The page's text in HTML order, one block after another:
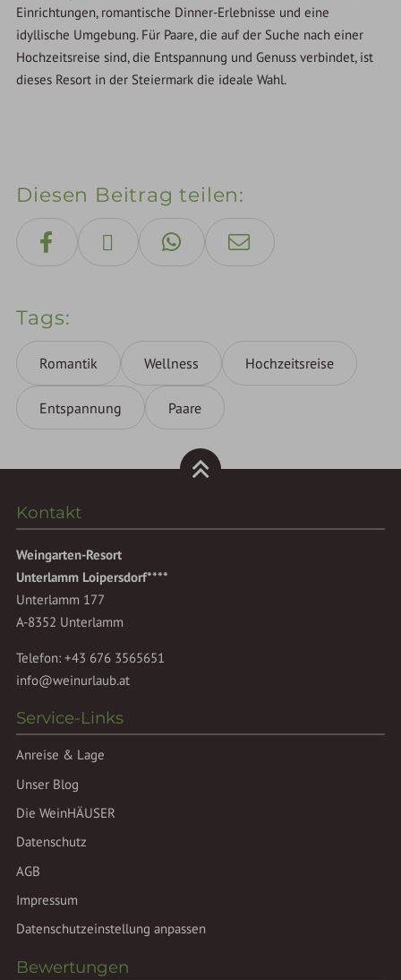
Einrichtungen, romantische Dinner-Erlebnisse und eine
idyllische Umgebung. Für Paare, die auf der Suche nach einer
Hochzeitsreise sind, die Entspannung und Genuss verbindet, ist
dieses Resort in der Steiermark die ideale Wahl.
Diesen Beitrag teilen
Tags
Romantik Wellness Hochzeitsreise
Entspannung Paare
Kontakt
Weingarten-Resort
Unterlamm Loipersdorf****
Unterlamm 177
A-8352 Unterlamm
Telefon:+43 676 3565651
info@weinurlaub.at
Service-Links
Anreise & Lage
Unser Blog
Die WeinHÄUSER
Datenschutz
AGB
Impressum
Datenschutzeinstellung anpassen
Bewertungen